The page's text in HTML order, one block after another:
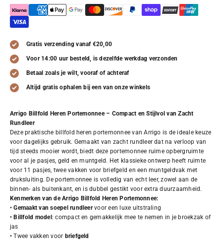
Gratis verzending vanaf €20,00
Voor 14:00 uur besteld, is dezelfde werkdag verzonden
Betaal zoals je wilt, vooraf of achteraf
Altijd gratis ophalen bij een van onze winkels
Arrigo Billfold Heren Portemonnee – Compact en Stijlvol van Zacht
Rundleer
Deze praktische billfold heren portemonnee van Arrigo is de ideale keuze
voor dagelijks gebruik. Gemaakt van zacht rundleer dat na verloop van
tijd steeds mooier wordt, biedt deze portemonnee ruime opbergruimte
voor al je pasjes, geld en muntgeld. Het klassieke ontwerp heeft ruimte
voor 11 pasjes, twee vakken voor briefgeld en een muntgeldvak met
druksluiting. De portemonnee is volledig van echt leer, zowel aan de
binnen- als buitenkant, en is dubbel gestikt voor extra duurzaamheid.
Kenmerken van de Arrigo Billfold Heren Portemonnee:
•Gemaakt van soepel rundleervoor een luxe uitstraling
• Billfold model : compact en gemakkelijk mee te nemen in je broekzak of
jas
• Twee vakken voor briefgeld